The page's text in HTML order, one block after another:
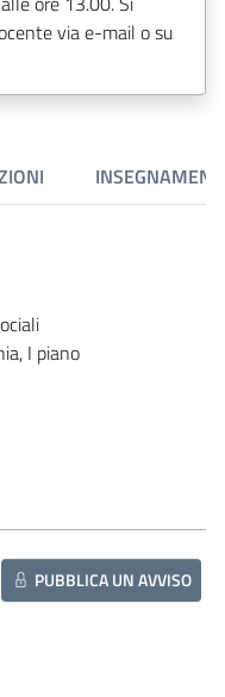
via e-mail o su
INSEGNAMENTI
I piano
PUBBLICA UN AVVISO